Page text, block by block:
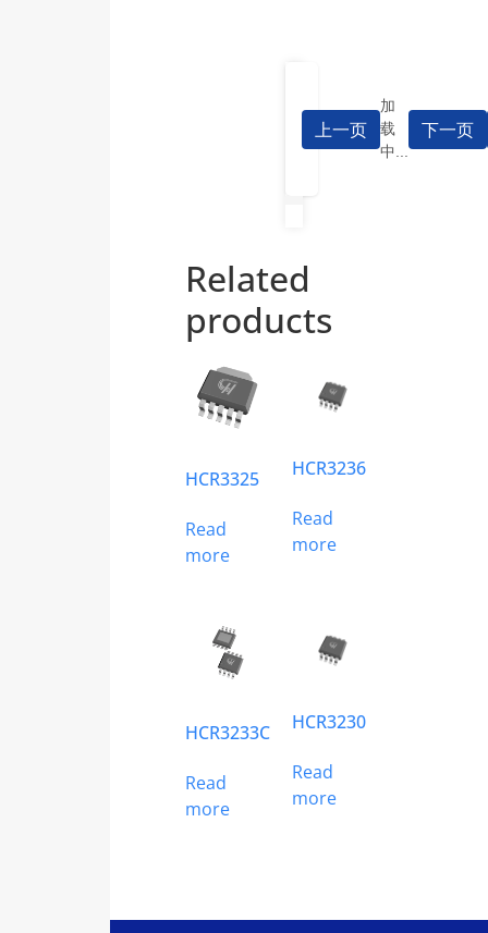
上一页
加
载
中...
下一页
Related
products
HCR3325
Read
more
HCR3236
Read
more
HCR3233C
Read
more
HCR3230
Read
more